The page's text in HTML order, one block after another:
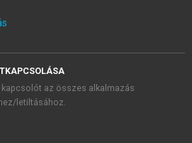
kapcsolót az összes alkalmazás
letiltásához.